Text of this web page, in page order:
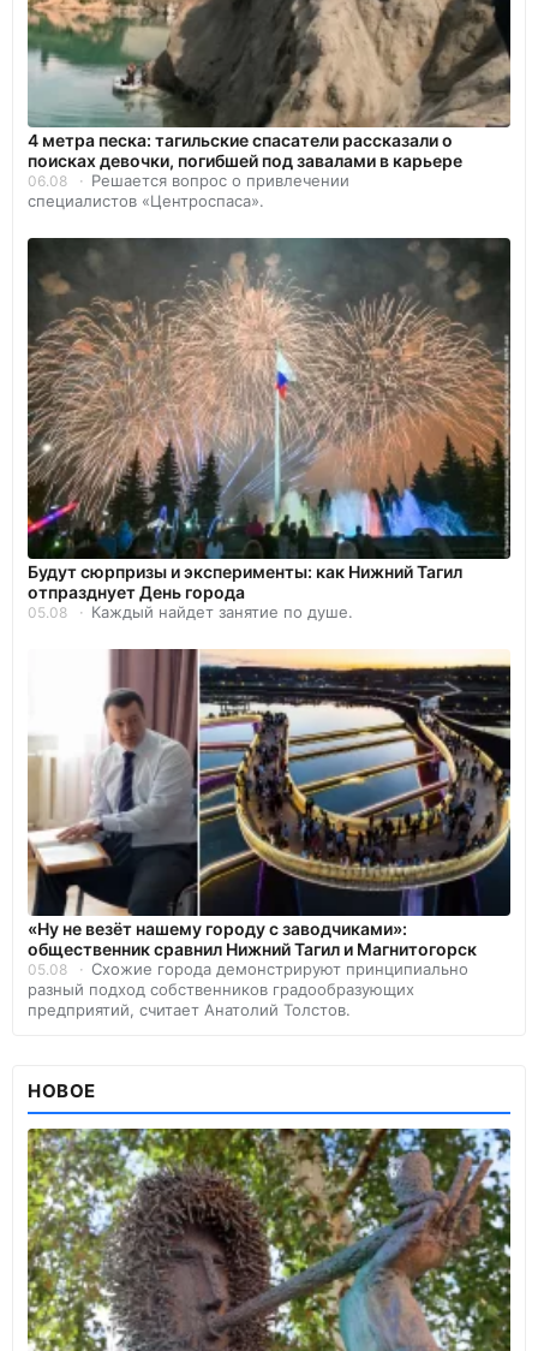
4 метра песка: тагильские спасатели рассказали о
поисках девочки, погибшей под завалами в карьере
06.08
Решается вопрос о привлечении
специалистов «Центроспаса».
Будут сюрпризы и эксперименты: как Нижний Тагил
отпразднует День города
05.08 Каждый найдет занятие по душе.
«Ну не везёт нашему городу с заводчиками»:
общественник сравнил Нижний Тагил и Магнитогорск
05.08
Схожие города демонстрируют принципиально
разный подход собственников градообразующих
предприятий, считает Анатолий Толстов.
НОВОЕ